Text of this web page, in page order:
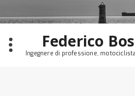
to
content
Federico
Ingegnere di professione,